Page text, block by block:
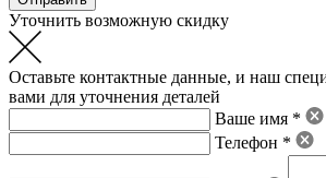
Уточнить возможную скидку
Оставьте контактные данные, и наш
вами для уточнения деталей
Ваше имя *
Телефон *